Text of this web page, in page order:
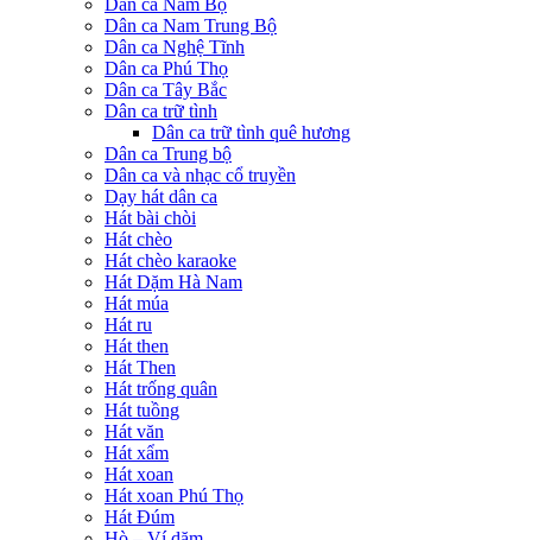
Dân ca Nam Bộ
Dân ca Nam Trung Bộ
Dân ca Nghệ Tĩnh
Dân ca Phú Thọ
Dân ca Tây Bắc
Dân ca trữ tình
Dân ca trữ tình quê hương
Dân ca Trung bộ
Dân ca và nhạc cổ truyền
Dạy hát dân ca
Hát bài chòi
Hát chèo
Hát chèo karaoke
Hát Dặm Hà Nam
Hát múa
Hát ru
Hát then
Hát Then
Hát trống quân
Hát tuồng
Hát văn
Hát xẩm
Hát xoan
Hát xoan Phú Thọ
Hát Đúm